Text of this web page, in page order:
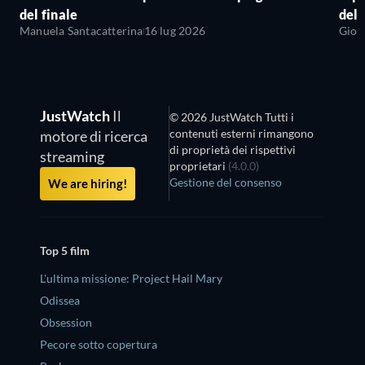
del finale
Manuela Santacatterina16 lug 2026
del
JustWatch Il
motore di ricerca
streaming
We are hiring!
© 2026 JustWatch Tutti i
contenuti esterni rimangono
di proprietà dei rispettivi
proprietari (4.0.0)
Gestione del consenso
Top 5 film
L'ultima missione: Project Hail Mary
Odissea
Obsession
Pecore sotto copertura